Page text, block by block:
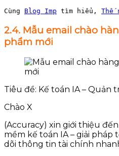
Cùng Blog Imp tìm hiểu, Thế
2.4. Mẫu email chào
phẩm mới
Tiêu đề: Kế toán IA – Quản
Chào X
(Accuracy) xin giới thiệu
mềm kế toán IA – giải pháp
dõi thông tin tài chính